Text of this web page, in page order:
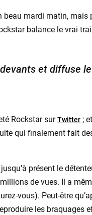
beau mardi matin,
balance le vrai
et diffuse
Rockstar surTwitter;
qui finalement fait
présent le
de vues. Il a
vous). Peut-être
les braquages